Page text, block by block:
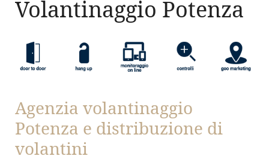
Volantinaggio Potenza
Agenzia volantinaggio
Potenza e distribuzione di
volantini